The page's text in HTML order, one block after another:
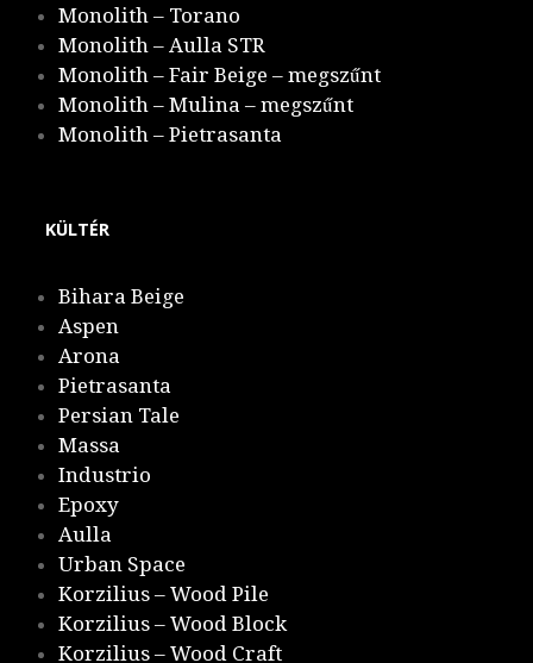
Monolith – Torano
Monolith – Aulla STR
Monolith – Fair Beige – megszűnt
Monolith – Mulina – megszűnt
Monolith – Pietrasanta
KÜLTÉR
Bihara Beige
Aspen
Arona
Pietrasanta
Persian Tale
Massa
Industrio
Epoxy
Aulla
Urban Space
Korzilius – Wood Pile
Korzilius – Wood Block
Korzilius – Wood Craft